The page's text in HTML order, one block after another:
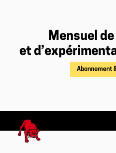
Mensuel
et
Abonnement